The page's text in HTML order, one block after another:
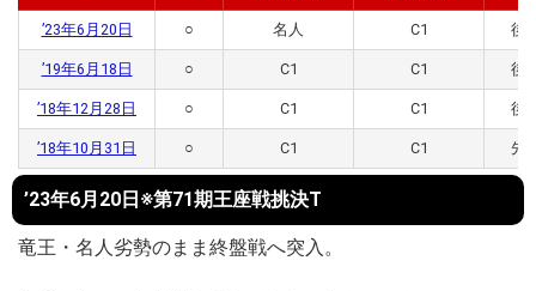
’23年6月20日 ○ 名人 C1 後
’19年6月18日 ○ C1 C1 後
’18年12月28日 ○ C1 C1 後
’18年10月31日 ○ C1 C1 先
’23年6月20日※第71期王座戦挑決T
竜王・名人劣勢のまま終盤戦へ突入。